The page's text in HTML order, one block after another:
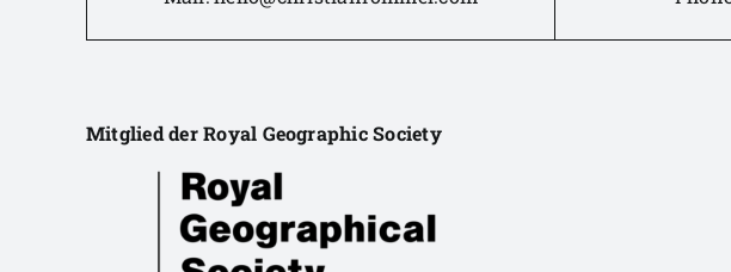
Mitglied der Royal Geographic Society